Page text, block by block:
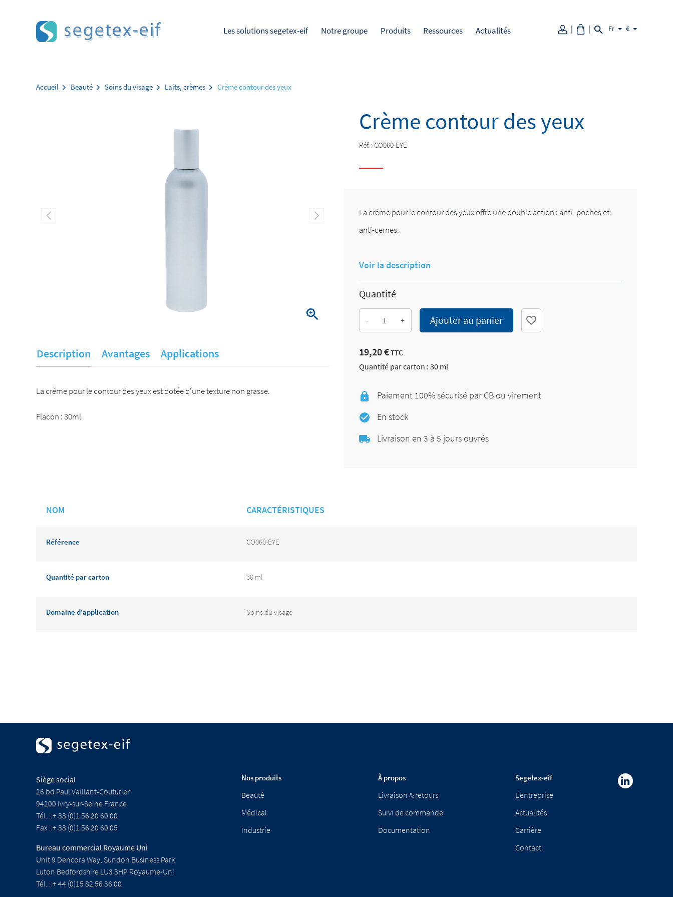
Les solutions segetex-eif Notre groupe Produits Ressources Actualités Fr €
Accueil Beauté Soins du visage Laits, crèmes Crème contour des yeux
Crème contour des yeux
Réf. :CO060-EYE
La crème pour le contour des yeux offre une double action : anti- poches et
anti-cernes.
Voir la description
Quantité
- + Ajouter au panier favorite_border
19,20 €TTC
Quantité par carton : 30 ml
Paiement 100% sécurisé par CB ou virement
En stock
Livraison en 3 à 5 jours ouvrés

Description Avantages Applications
La crème pour le contour des yeux est dotée d'une texture non grasse.
Flacon : 30ml
NOM CARACTÉRISTIQUES
Référence CO060-EYE
Quantité par carton 30 ml
Domaine d'application Soins du visage
Siège social
26 bd Paul Vaillant-Couturier
94200 Ivry-sur-Seine France
Tél. : + 33 (0)1 56 20 60 00
Fax : + 33 (0)1 56 20 60 05
Bureau commercial Royaume Uni
Unit 9 Dencora Way, Sundon Business Park
Luton Bedfordshire LU3 3HP Royaume-Uni
Tél. : + 44 (0)15 82 56 36 00
Nos produits
Beauté
Médical
Industrie
À propos
Livraison & retours
Suivi de commande
Documentation
Segetex-eif
L'entreprise
Actualités
Carrière
Contact